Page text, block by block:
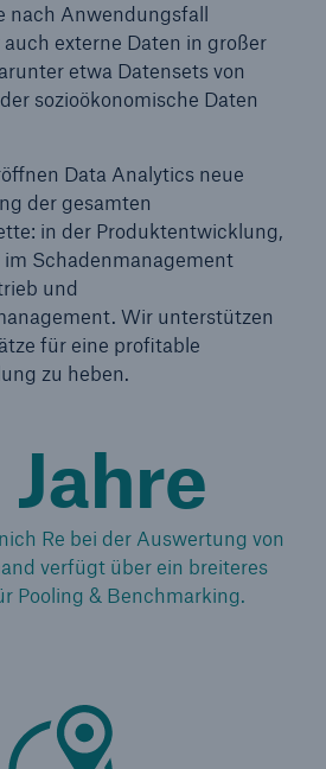
nach Anwendungsfall
externe Daten in großer
etwa Datensets von
sozioökonomische Daten
Data Analytics neue
der gesamten
in der Produktentwicklung,
Schadenmanagement
und
Wir unterstützen
für eine profitable
zu heben.
Re bei der Auswertung von
verfügt über ein breiteres
Pooling & Benchmarking.
einen leistungsfähigen